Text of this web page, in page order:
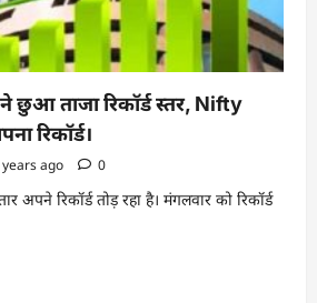
छुआ ताजा रिकॉर्ड स्तर, Nifty
रिकॉर्ड।
ago 0
अपने रिकॉर्ड तोड़ रहा है। मंगलवार को रिकॉर्ड